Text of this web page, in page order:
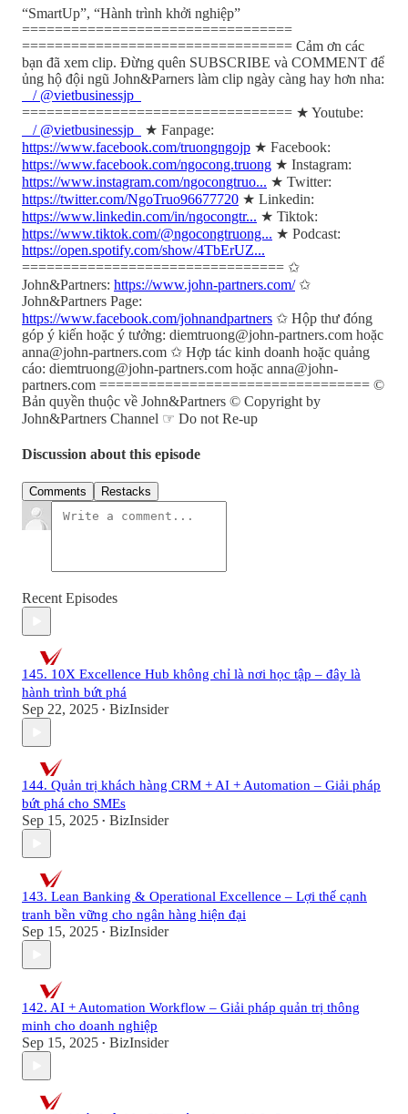
“SmartUp”, “Hành trình khởi nghiệp”
=================================
================================= Cảm ơn các
bạn đã xem clip. Đừng quên SUBSCRIBE và COMMENT để
ủng hộ đội ngũ John&Parners làm clip ngày càng hay hơn nha:
/ @vietbusinessjp
================================= ★ Youtube:
/ @vietbusinessjp
★ Fanpage:
https://www.facebook.com/truongngojp ★ Facebook:
https://www.facebook.com/ngocong.truong ★ Instagram:
https://www.instagram.com/ngocongtruo... ★ Twitter:
https://twitter.com/NgoTruo96677720 ★ Linkedin:
https://www.linkedin.com/in/ngocongtr... ★ Tiktok:
https://www.tiktok.com/@ngocongtruong... ★ Podcast:
https://open.spotify.com/show/4TbErUZ...
================================ ✩
John&Partners: https://www.john-partners.com/✩
John&Partners Page:
https://www.facebook.com/johnandpartners ✩ Hộp thư đóng
góp ý kiến hoặc ý tưởng: diemtruong@john-partners.com hoặc
anna@john-partners.com ✩ Hợp tác kinh doanh hoặc quảng
cáo: diemtruong@john-partners.com hoặc anna@john-
partners.com ================================= ©
Bản quyền thuộc về John&Partners © Copyright by
John&Partners Channel ☞ Do not Re-up
Discussion about this episode
Comments Restacks
Recent Episodes
145. 10X Excellence Hub không chỉ là nơi học tập – đây là
hành trình bứt phá
Sep 22, 2025 • BizInsider
144. Quản trị khách hàng CRM + AI + Automation – Giải pháp
bứt phá cho SMEs
Sep 15, 2025 • BizInsider
143. Lean Banking & Operational Excellence – Lợi thế cạnh
tranh bền vững cho ngân hàng hiện đại
Sep 15, 2025 • BizInsider
142. AI + Automation Workflow – Giải pháp quản trị thông
minh cho doanh nghiệp
Sep 15, 2025 • BizInsider